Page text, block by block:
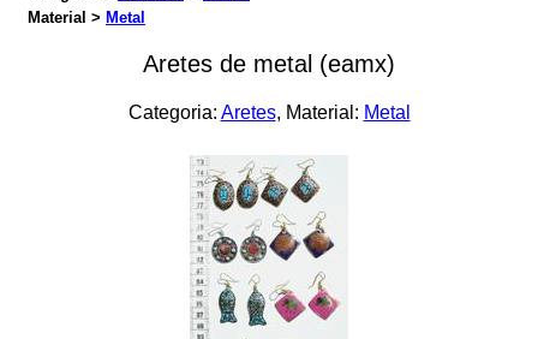
Material > Metal
Aretes de metal (eamx)
Categoria: Aretes, Material: Metal